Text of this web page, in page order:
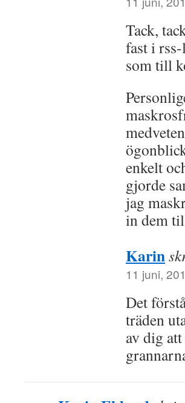
Tack,
fast i
som till
enkelt
gjorde
jag
in dem
Karin
11 juni,
Det
träden
av dig